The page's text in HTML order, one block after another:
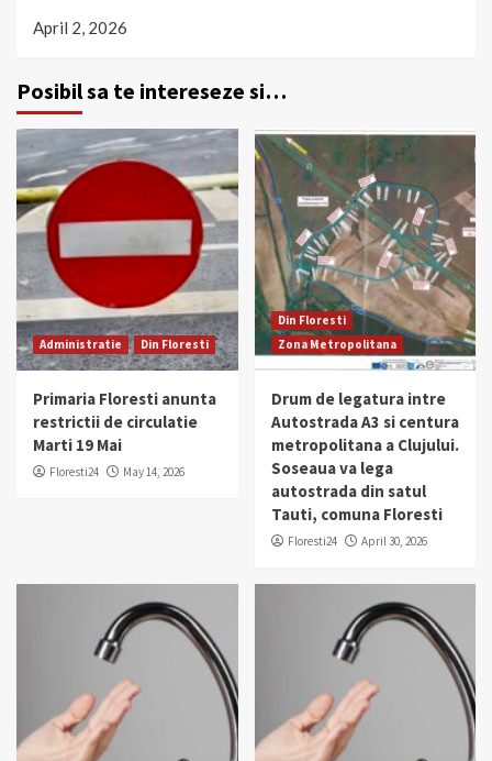
April 2, 2026
Posibil sa te intereseze si…
Administratie Din Floresti
Primaria Floresti anunta
restrictii de circulatie
Marti 19 Mai
Floresti24 May 14, 2026
Din Floresti
Zona Metropolitana
Drum de legatura intre
Autostrada A3 si centura
metropolitana a Clujului.
Soseaua va lega
autostrada din satul
Tauti, comuna Floresti
Floresti24 April 30, 2026